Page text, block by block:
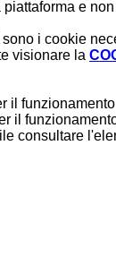
e
i cookie
visionare la
il funzionamento
il
consultare